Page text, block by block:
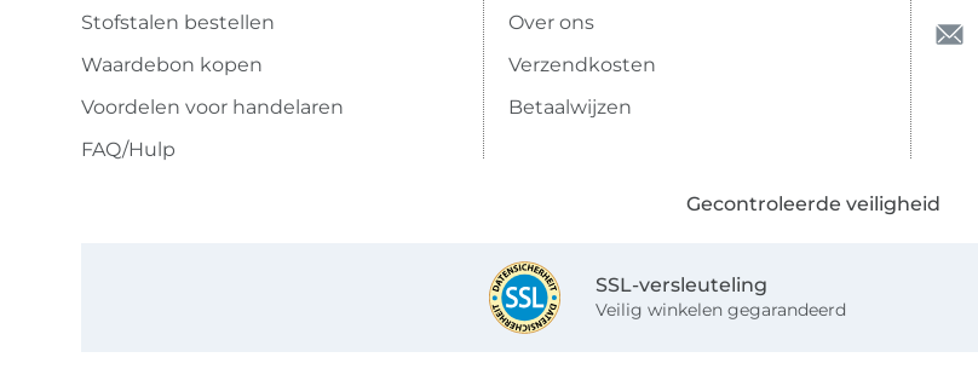
Stofstalen bestellen
Waardebon kopen
Voordelen voor handelaren
FAQ/Hulp
Over ons
Verzendkosten
Betaalwijzen
Gecontroleerde veiligheid
SSL-versleuteling
Veilig winkelen gegarandeerd